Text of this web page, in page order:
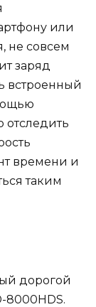
или
не совсем
заряд
встроенный
времени и
таким
дорогой
8000HDS.